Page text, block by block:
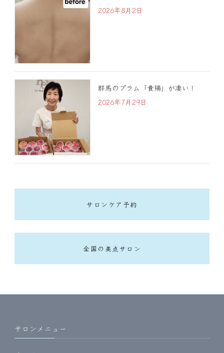
2026年8月2日
群馬のプラム「貴陽」が凄い！
2026年7月29日
サロンケア予約
全国の美点サロン
サロンメニュー